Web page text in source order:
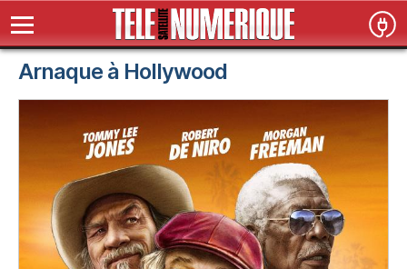
Arnaque à Hollywood